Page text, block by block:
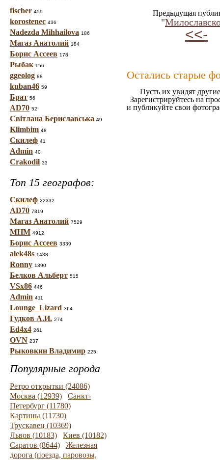
fischer 459
korostenec 436
Nadezda Mihhailova 186
Магаз Анатолий 184
Борис Ассеев 178
Рыбак 156
ggeolog 88
kuban46 59
Брат 56
AD70 52
Світлана Бериславська 49
Klimbim 48
Скилеф 41
Admin 40
Crakodil 33
Топ 15 географов:
Скилеф 22332
AD70 7819
Магаз Анатолий 7529
МНМ 4912
Борис Ассеев 3339
alek48s 1488
Ronny 1390
Белков Альберт 515
VSx86 446
Admin 411
Lounge_Lizard 364
Гудков А.И. 274
Ed4x4 261
OVN 237
Рыковкин Владимир 225
Популярные города
Ретро открытки (24086)
Москва (12939)
Санкт-
Петербург (11780)
Картины (11730)
Трускавец (10369)
Львов (10183)
Киев (10182)
Саратов (8644)
Железная
дорога (поезда, паровозы,
Предыдущая
"
<<-
Остались старые
Пусть их увидят
Зарегистрируйтесь на
и публикуйте свои